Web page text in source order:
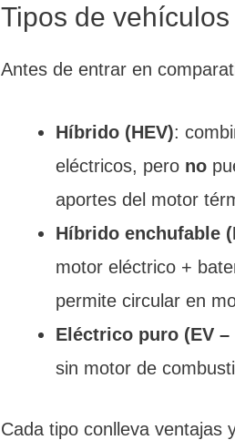
Tipos de
Antes de entrar en
Híbrido (HEV):
eléctricos, pero no
aportes del motor
Híbrido enchufable
motor eléctrico +
permite circular en
Eléctrico puro (EV
sin motor de
Cada tipo conlleva ventajas